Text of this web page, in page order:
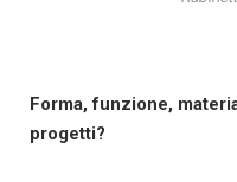
Forma, funzione,
progetti?